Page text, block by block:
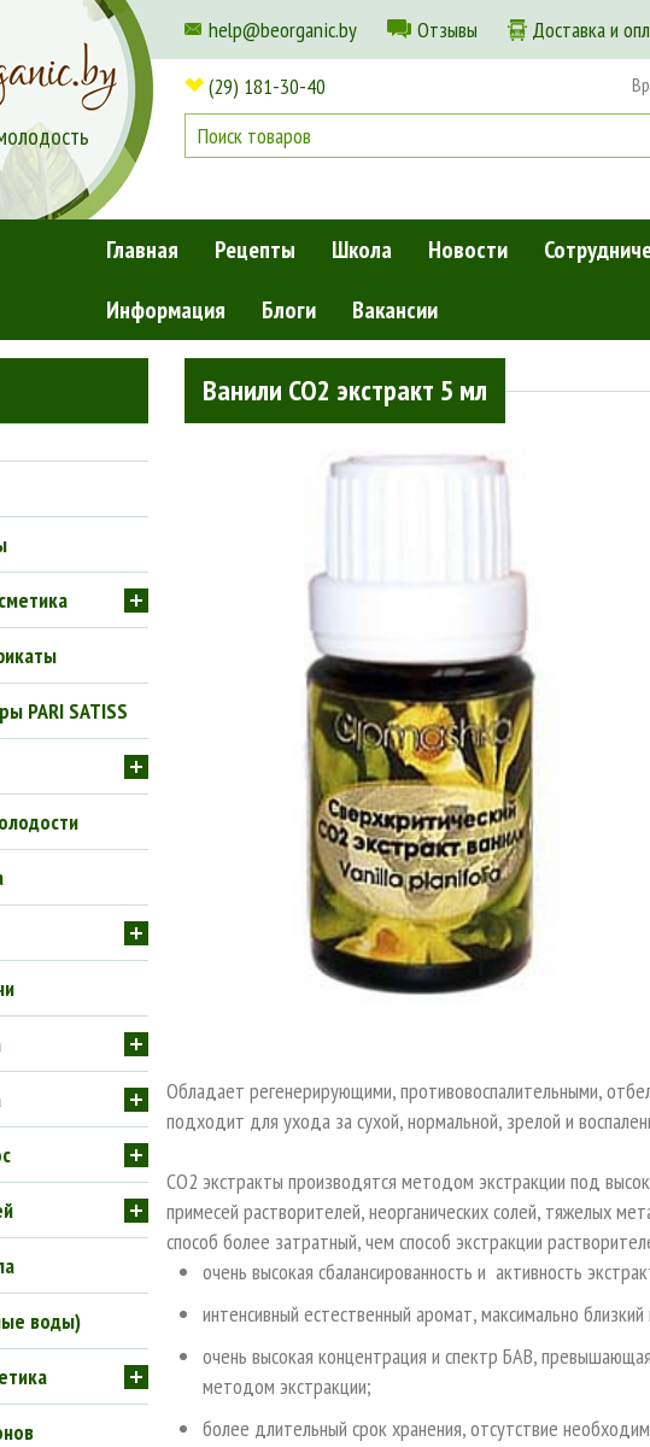
help@beorganic.by Отзывы Доставка и
(29) 181-30-40
Главная Рецепты Школа Новости
Информация
Блоги Вакансии
PARI SATISS
воды)
Ванили CO2 экстракт 5 мл
Обладает регенерирующими, противовоспалительными,
подходит для ухода за сухой, нормальной, зрелой и
СО2 экстракты производятся методом экстракции под
примесей растворителей, неорганических солей, тяжелых
способ более затратный, чем способ экстракции
очень высокая сбалансированность и активность
интенсивный естественный аромат, максимально
очень высокая концентрация и спектр БАВ,
методом экстракции;
более длительный срок хранения, отсутствие